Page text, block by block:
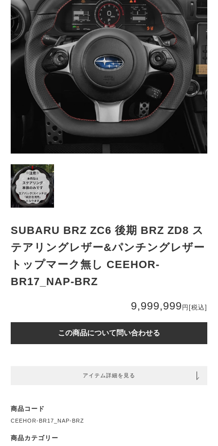
SUBARU BRZ ZC6 後期 BRZ ZD8 ス
テアリングレザー&パンチングレザー
トップマーク無し CEEHOR-
BR17_NAP-BRZ
9,999,999 円 [税込]
この商品について問い合わせる
アイテム詳細を見る
商品コード
CEEHOR-BR17_NAP-BRZ
商品カテゴリー